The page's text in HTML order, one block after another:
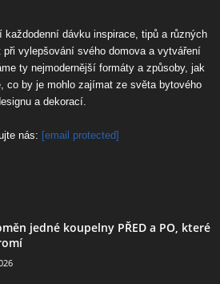
každodenní dávku inspirace, tipů a různých
vylepšování svého domova a vytváření
ty nejmodernější formáty a způsoby, jak
co by je mohlo zajímat ze světa bytového
a dekorací.
nás: [email protected]
jedné koupelny PŘED a PO, které